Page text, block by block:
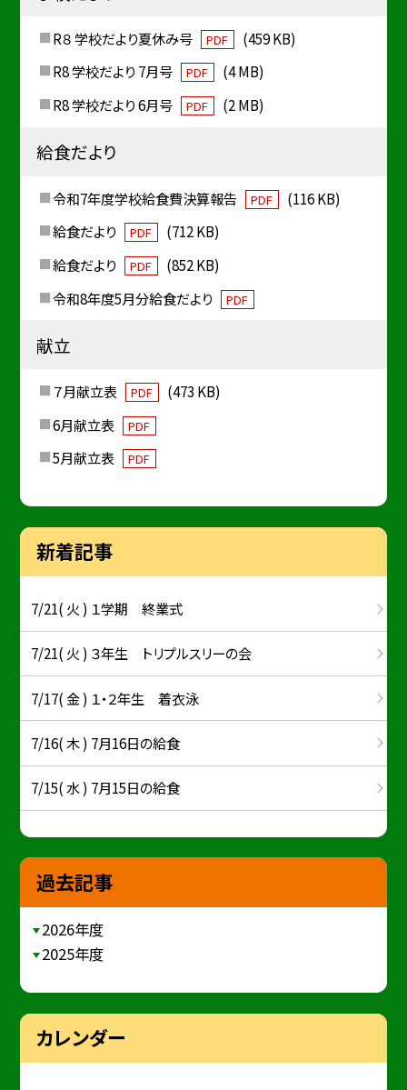
R８ 学校だより夏休み号 PDF
(459 KB)
R8 学校だより 7月号
PDF
(4 MB)
R8 学校だより 6月号
PDF (2 MB)
給食だより
令和7年度学校給食費決算報告 PDF
(116 KB)
給食だより
PDF
(712 KB)
給食だより
PDF
(852 KB)
令和8年度5月分給食だより
PDF
献立
７月献立表 PDF
(473 KB)
6月献立表
PDF
5月献立表 PDF
新着記事
7/21( 火 ) １学期 終業式
7/21( 火 ) ３年生 トリプルスリーの会
7/17( 金 ) １・２年生 着衣泳
7/16( 木 ) 7月16日の給食
7/15( 水 ) 7月15日の給食
過去記事
2026年度
2025年度
カレンダー